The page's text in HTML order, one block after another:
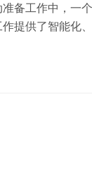
备工作中，一
提供了智能化、